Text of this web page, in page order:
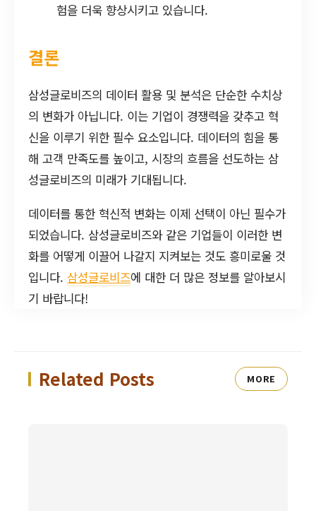
험을 더욱 향상시키고 있습니다.
결론
삼성글로비즈의 데이터 활용 및 분석은 단순한 수치상
의 변화가 아닙니다. 이는 기업이 경쟁력을 갖추고 혁
신을 이루기 위한 필수 요소입니다. 데이터의 힘을 통
해 고객 만족도를 높이고, 시장의 흐름을 선도하는 삼
성글로비즈의 미래가 기대됩니다.
데이터를 통한 혁신적 변화는 이제 선택이 아닌 필수가
되었습니다. 삼성글로비즈와 같은 기업들이 이러한 변
화를 어떻게 이끌어 나갈지 지켜보는 것도 흥미로울 것
입니다. 삼성글로비즈에 대한 더 많은 정보를 알아보시
기 바랍니다!
Related Posts MORE